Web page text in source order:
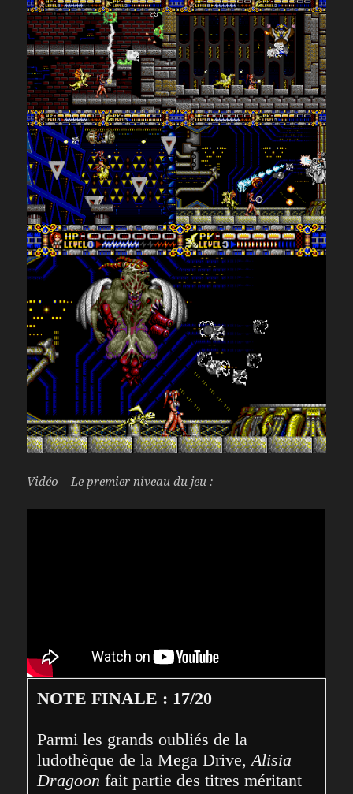
Vidéo – Le premier niveau du jeu :
NOTE FINALE : 17/20
Parmi les grands oubliés de la
ludothèque de la Mega Drive, Alisia
Dragoon fait partie des titres méritant